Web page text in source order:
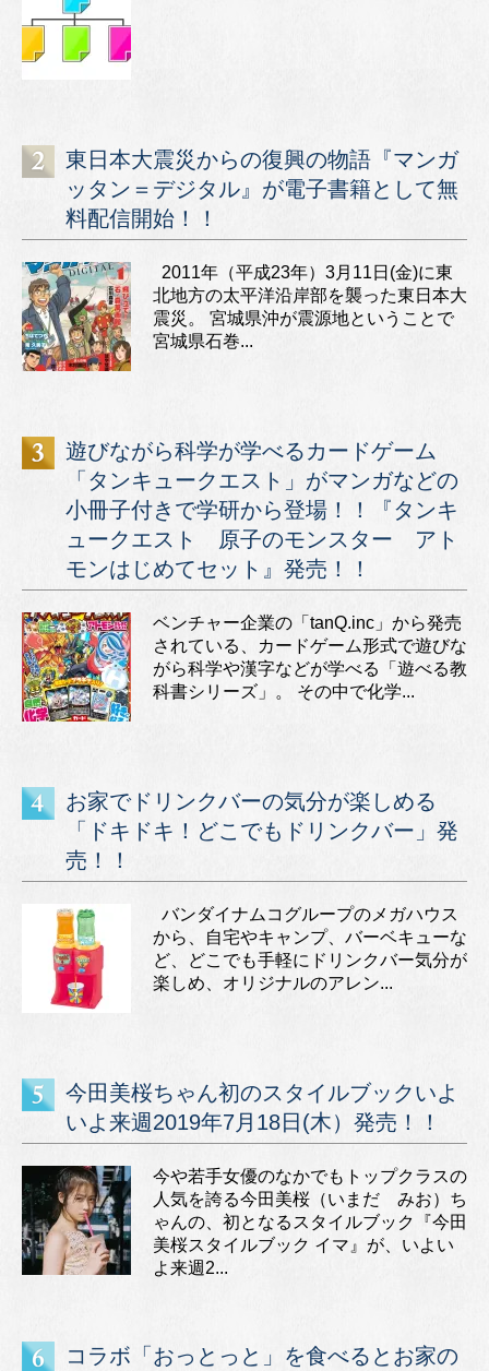
東日本大震災からの復興の物語『マンガ
ッタン＝デジタル』が電子書籍として無
料配信開始！！
2011年（平成23年）3月11日(金)に東
北地方の太平洋沿岸部を襲った東日本大
震災。 宮城県沖が震源地ということで
宮城県石巻...
遊びながら科学が学べるカードゲーム
「タンキュークエスト」がマンガなどの
小冊子付きで学研から登場！！『タンキ
ュークエスト 原子のモンスター アト
モンはじめてセット』発売！！
ベンチャー企業の「tanQ.inc」から発売
されている、カードゲーム形式で遊びな
がら科学や漢字などが学べる「遊べる教
科書シリーズ」。 その中で化学...
お家でドリンクバーの気分が楽しめる
「ドキドキ！どこでもドリンクバー」発
売！！
バンダイナムコグループのメガハウス
から、自宅やキャンプ、バーベキューな
ど、どこでも手軽にドリンクバー気分が
楽しめ、オリジナルのアレン...
今田美桜ちゃん初のスタイルブックいよ
いよ来週2019年7月18日(木）発売！！
今や若手女優のなかでもトップクラスの
人気を誇る今田美桜（いまだ みお）ち
ゃんの、初となるスタイルブック『今田
美桜スタイルブック イマ』が、いよい
よ来週2...
コラボ「おっとっと」を食べるとお家の